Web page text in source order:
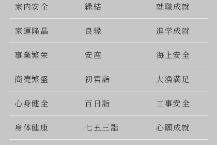
家内安全 縁結 就職成就
家運隆晶 良縁 進学成就
事業繁栄 安産 海上安全
商売繁盛 初宮詣 大漁満足
心身健全 百日詣 工事安全
身体健康 七五三詣 心願成就